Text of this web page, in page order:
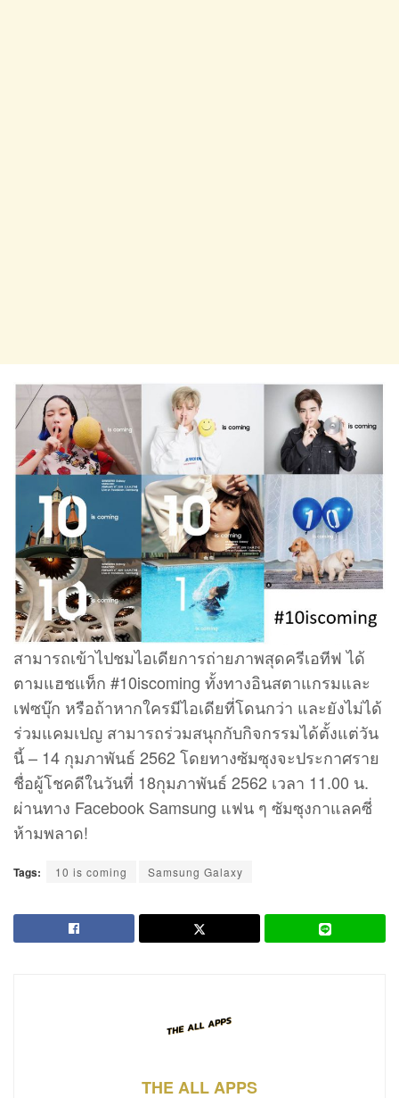
สามารถเข้าไปชมไอเดียการถ่ายภาพสุดครีเอทีฟ ได้
ตามแฮชแท็ก #10iscoming ทั้งทางอินสตาแกรมและ
เฟซบุ๊ก หรือถ้าหากใครมีไอเดียที่โดนกว่า และยังไม่ได้
ร่วมแคมเปญ สามารถร่วมสนุกกับกิจกรรมได้ตั้งแต่วัน
นี้ – 14 กุมภาพันธ์ 2562 โดยทางซัมซุงจะประกาศราย
ชื่อผู้โชคดีในวันที่ 18กุมภาพันธ์ 2562 เวลา 11.00 น.
ผ่านทาง Facebook Samsung แฟน ๆ ซัมซุงกาแลคซี่
ห้ามพลาด!
Tags: 10 is coming Samsung Galaxy
THE ALL APPS